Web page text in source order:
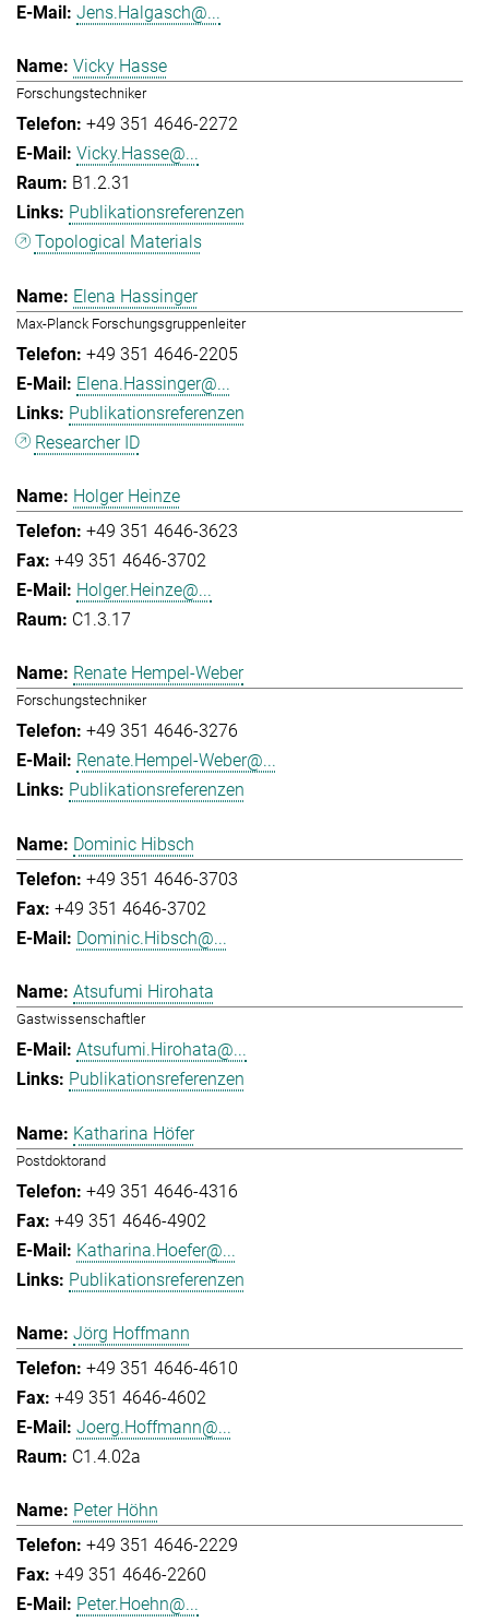
Jens.Halgasch@...
Vicky Hasse
Forschungstechniker
+49 351 4646-2272
Vicky.Hasse@...
B1.2.31
Publikationsreferenzen
Topological Materials
Elena Hassinger
Max-Planck Forschungsgruppenleiter
+49 351 4646-2205
Elena.Hassinger@...
Publikationsreferenzen
Researcher ID
Holger Heinze
+49 351 4646-3623
+49 351 4646-3702
Holger.Heinze@...
C1.3.17
Renate Hempel-Weber
Forschungstechniker
+49 351 4646-3276
Renate.Hempel-Weber@...
Publikationsreferenzen
Dominic Hibsch
+49 351 4646-3703
+49 351 4646-3702
Dominic.Hibsch@...
Atsufumi Hirohata
Gastwissenschaftler
Atsufumi.Hirohata@...
Publikationsreferenzen
Katharina Höfer
Postdoktorand
+49 351 4646-4316
+49 351 4646-4902
Katharina.Hoefer@...
Publikationsreferenzen
Jörg Hoffmann
+49 351 4646-4610
+49 351 4646-4602
Joerg.Hoffmann@...
C1.4.02a
Peter Höhn
+49 351 4646-2229
+49 351 4646-2260
Peter.Hoehn@...